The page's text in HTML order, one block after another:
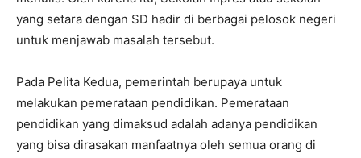
yang setara dengan SD hadir di berbagai pelosok negeri
untuk menjawab masalah tersebut.
Pada Pelita Kedua, pemerintah berupaya untuk
melakukan pemerataan pendidikan. Pemerataan
pendidikan yang dimaksud adalah adanya pendidikan
yang bisa dirasakan manfaatnya oleh semua orang di